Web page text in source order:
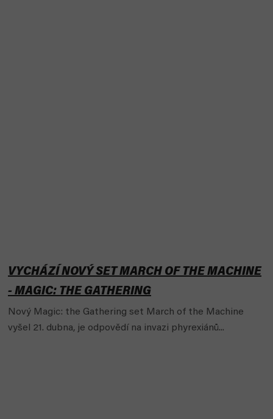
VYCHÁZÍ NOVÝ SET MARCH OF THE MACHINE
- MAGIC: THE GATHERING
Nový Magic: the Gathering set March of the Machine
vyšel 21. dubna, je odpovědí na invazi phyrexiánů...